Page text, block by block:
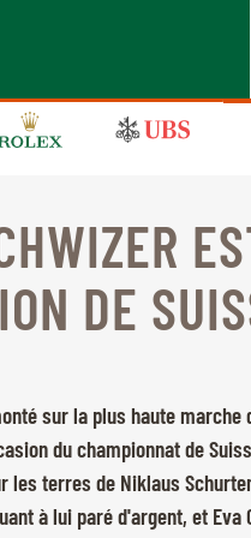
EXPOSANTS
Septembre 2026
DE
sur la plus haute marche
du championnat de
les terres de Niklaus
à lui paré d'argent, et Eva